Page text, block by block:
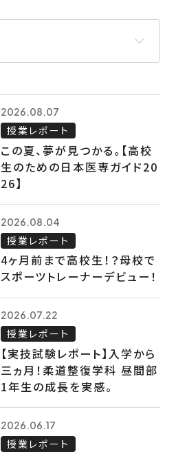
2026.08.07
授業レポート
この夏、夢が見つかる。【高校
生のための日本医専ガイド20
26】
2026.08.04
授業レポート
4ヶ月前まで高校生！？母校で
スポーツトレーナーデビュー！
2026.07.22
授業レポート
【実技試験レポート】入学から
三ヵ月！柔道整復学科 昼間部
1年生の成長を実感。
2026.06.17
授業レポート